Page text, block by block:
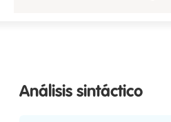
Análisis sintáctico